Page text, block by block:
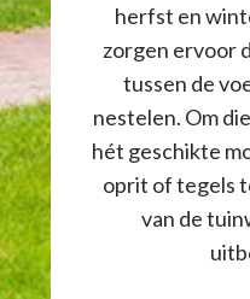
herfst en
zorgen ervoor
tussen de
nestelen. Om
hét geschikte
oprit of tegels
van de